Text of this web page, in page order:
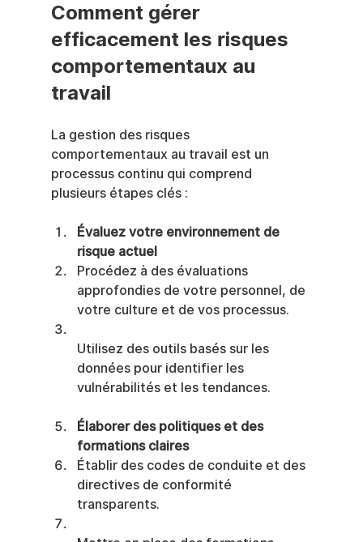
Comment gérer
efficacement les risques
comportementaux au
travail
La gestion des risques
comportementaux au travail est un
processus continu qui comprend
plusieurs étapes clés :
Évaluez votre environnement de
risque actuel
Procédez à des évaluations
approfondies de votre personnel, de
votre culture et de vos processus.
Utilisez des outils basés sur les
données pour identifier les
vulnérabilités et les tendances.
Élaborer des politiques et des
formations claires
Établir des codes de conduite et des
directives de conformité
transparents.